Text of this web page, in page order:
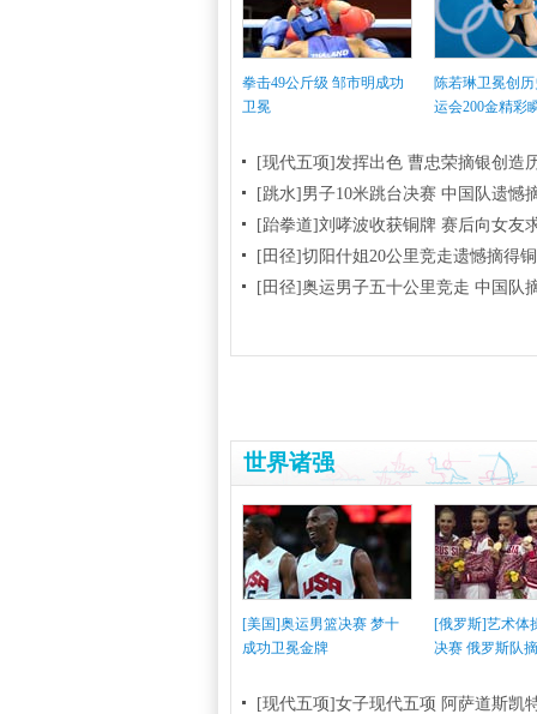
拳击49公斤级 邹市明成功
卫冕
陈若琳卫冕创
运会200金精彩
[现代五项]发挥出色 曹忠荣摘银创造
[跳水]男子10米跳台决赛 中国队遗憾
[跆拳道]刘哮波收获铜牌 赛后向女友
[田径]切阳什姐20公里竞走遗憾摘得
[田径]奥运男子五十公里竞走 中国队
世界诸强
[美国]奥运男篮决赛 梦十
成功卫冕金牌
[俄罗斯]艺术体
决赛 俄罗斯队
[现代五项]女子现代五项 阿萨道斯凯